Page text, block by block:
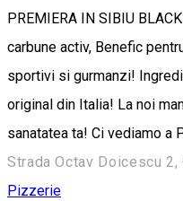
PREMIERA IN SIBIU
carbune activ, Benefic
sportivi si gurmanzi!
original din Italia! La noi
sanatatea ta! Ci vediamo a
Strada Octav Doicescu
Pizzerie